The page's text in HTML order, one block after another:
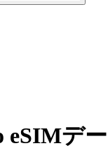
eSIMデー